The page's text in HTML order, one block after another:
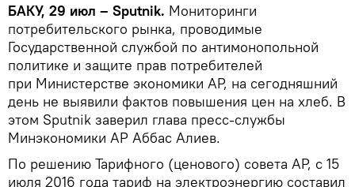
БАКУ, 29 июл – Sputnik. Мониторинги
потребительского рынка, проводимые
Государственной службой по антимонопольной
политике и защите прав потребителей
при Министерстве экономики АР, на сегодняшний
день не выявили фактов повышения цен на хлеб. В
этом Sputnik заверил глава пресс-службы
Минэкономики АР Аббас Алиев.
По решению Тарифного (ценового) совета АР, с 15
июля 2016 года тариф на электроэнергию составил